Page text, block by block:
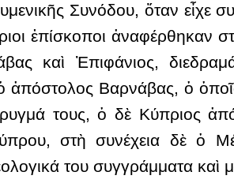
Συνόδου, ὅταν εἶχε
ἐπίσκοποι ἀναφέρθηκαν
καὶ Ἐπιφάνιος,
ἀπόστολος Βαρνάβας, ὁ
τους, ὁ δὲ Κύπριος
στὴ συνέχεια δὲ ὁ
του συγγράμματα καὶ